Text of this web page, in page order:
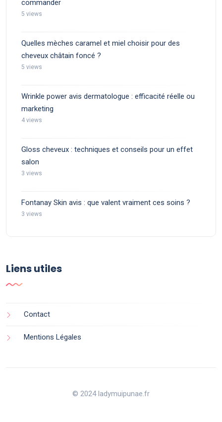
commander
5 views
Quelles mèches caramel et miel choisir pour des
cheveux châtain foncé ?
5 views
Wrinkle power avis dermatologue : efficacité réelle ou
marketing
4 views
Gloss cheveux : techniques et conseils pour un effet
salon
3 views
Fontanay Skin avis : que valent vraiment ces soins ?
3 views
Liens utiles
Contact
Mentions Légales
© 2024 ladymuipunae.fr